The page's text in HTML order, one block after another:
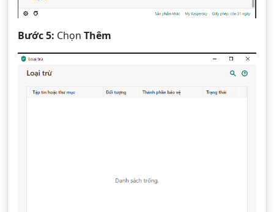
Bước 5: Chọn Thêm